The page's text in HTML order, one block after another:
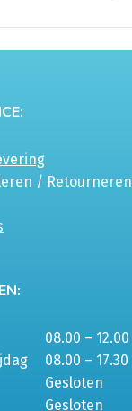
/ Retourneren
08.00 – 12.00
08.00 – 17.30
Gesloten
Gesloten